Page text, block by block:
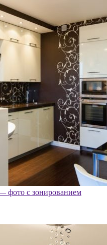
фото с зонированием